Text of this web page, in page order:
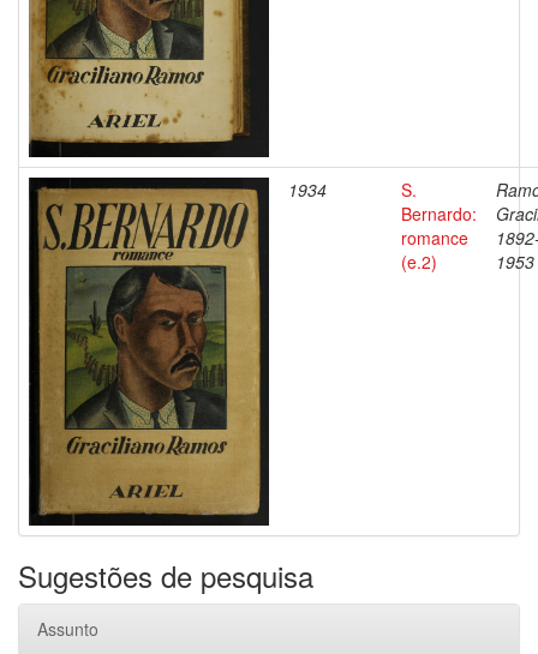
1934
S.
Bernardo:
romance
(e.2)
1953
Sugestões de pesquisa
Assunto